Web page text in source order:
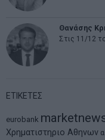
Θανάσης
Στις 11/12
ΕΤΙΚΕΤΕΣ
eurobank
Χρηματιστηριο Αθηνων